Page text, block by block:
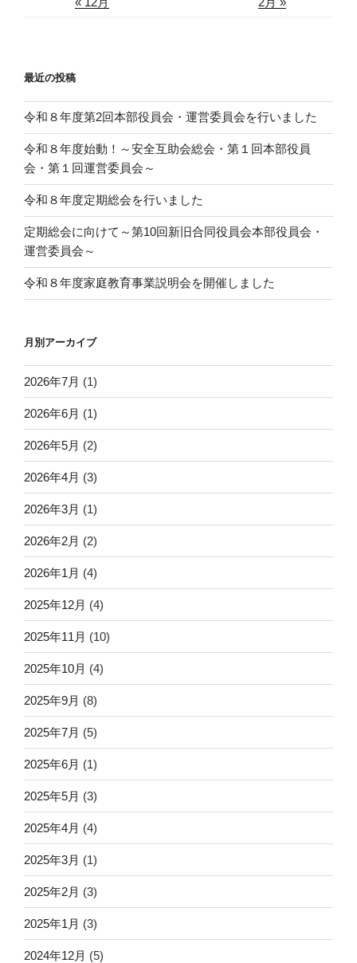
最近の投稿
令和８年度第2回本部役員会・運営委員会を行いました
令和８年度始動！～安全互助会総会・第１回本部役員
会・第１回運営委員会～
令和８年度定期総会を行いました
定期総会に向けて～第10回新旧合同役員会本部役員会・
運営委員会～
令和８年度家庭教育事業説明会を開催しました
月別アーカイブ
2026年7月 (1)
2026年6月 (1)
2026年5月 (2)
2026年4月 (3)
2026年3月 (1)
2026年2月 (2)
2026年1月 (4)
2025年12月 (4)
2025年11月 (10)
2025年10月 (4)
2025年9月 (8)
2025年7月 (5)
2025年6月 (1)
2025年5月 (3)
2025年4月 (4)
2025年3月 (1)
2025年2月 (3)
2025年1月 (3)
2024年12月 (5)